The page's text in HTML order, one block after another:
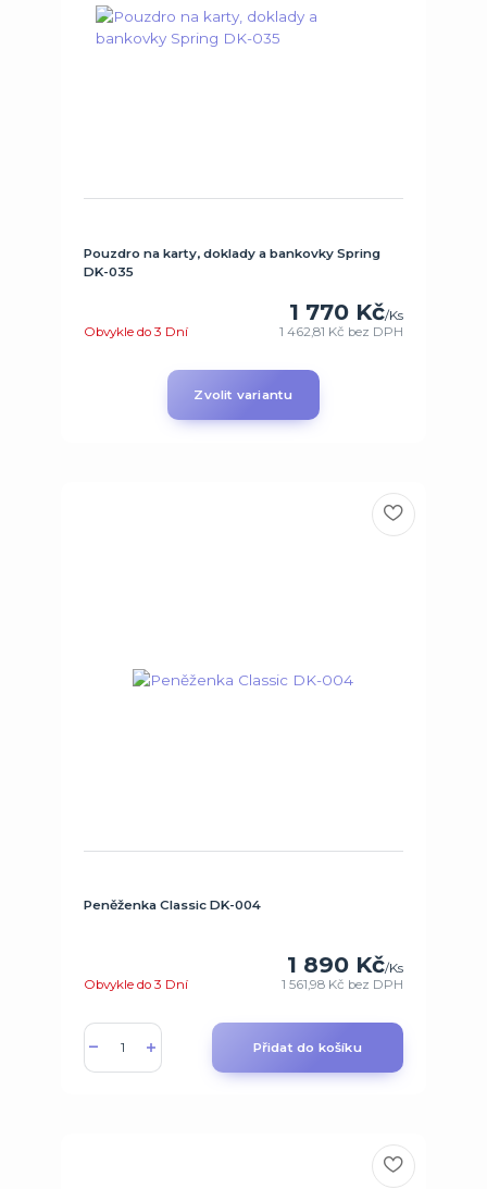
Pouzdro na karty, doklady a bankovky Spring
DK-035
1 770 Kč/Ks
1 462,81 Kč bez DPH
Obvykle do 3 Dní
Zvolit variantu
Peněženka Classic DK-004
1 890 Kč/Ks
1 561,98 Kč bez DPH
Obvykle do 3 Dní
Přidat do košíku